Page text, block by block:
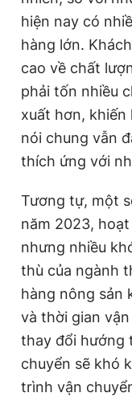
hiện nay có
hàng lớn.
cao về chất
phải tốn nhiều
xuất hơn, khiến
nói chung vẫn
thích ứng với
Tương tự, một
năm 2023,
nhưng nhiều
thù của ngành
hàng nông sản
và thời gian
thay đổi hướng
chuyển sẽ khó
trình vận